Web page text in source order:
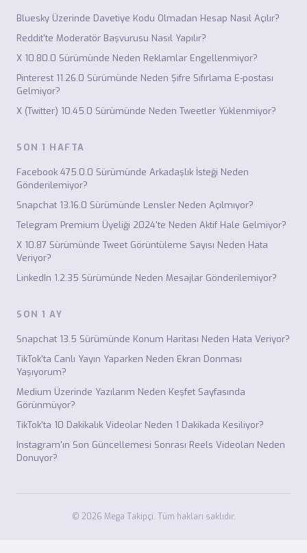
Bluesky Üzerinde Davetiye Kodu Olmadan Hesap Nasıl Açılır?
Reddit'te Moderatör Başvurusu Nasıl Yapılır?
X 10.80.0 Sürümünde Neden Reklamlar Engellenmiyor?
Pinterest 11.26.0 Sürümünde Neden Şifre Sıfırlama E-postası
Gelmiyor?
X (Twitter) 10.45.0 Sürümünde Neden Tweetler Yüklenmiyor?
SON 1 HAFTA
Facebook 475.0.0 Sürümünde Arkadaşlık İsteği Neden
Gönderilemiyor?
Snapchat 13.16.0 Sürümünde Lensler Neden Açılmıyor?
Telegram Premium Üyeliği 2024'te Neden Aktif Hale Gelmiyor?
X 10.87 Sürümünde Tweet Görüntüleme Sayısı Neden Hata
Veriyor?
LinkedIn 1.2.35 Sürümünde Neden Mesajlar Gönderilemiyor?
SON 1 AY
Snapchat 13.5 Sürümünde Konum Haritası Neden Hata Veriyor?
TikTok'ta Canlı Yayın Yaparken Neden Ekran Donması
Yaşıyorum?
Medium Üzerinde Yazılarım Neden Keşfet Sayfasında
Görünmüyor?
TikTok'ta 10 Dakikalık Videolar Neden 1 Dakikada Kesiliyor?
Instagram'ın Son Güncellemesi Sonrası Reels Videoları Neden
Donuyor?
© 2026 Mega Takipçi. Tüm hakları saklıdır.